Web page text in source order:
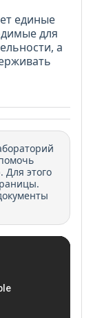
единые
для
а
Для этого